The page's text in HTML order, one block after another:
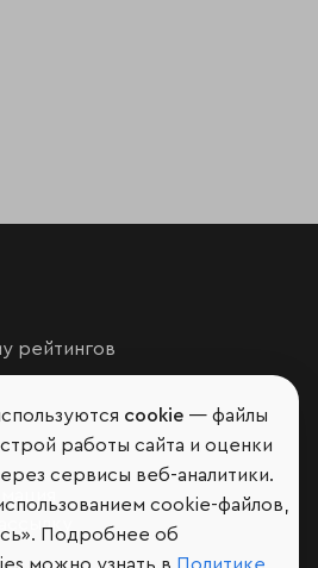
рейтингов
cookie — файлы
работы сайта и оценки
сервисы веб-аналитики.
cookie-файлов,
Подробнее об